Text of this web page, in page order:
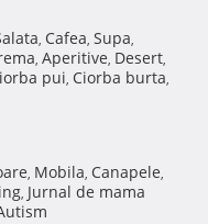
, Cafea, Supa,
, Aperitive, Desert,
pui, Ciorba burta,
, Mobila, Canapele,
, Jurnal de mama